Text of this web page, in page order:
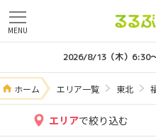
MENU
2026/8/13（木）6:30
ホーム エリア一覧 東北
エリアで絞り込む